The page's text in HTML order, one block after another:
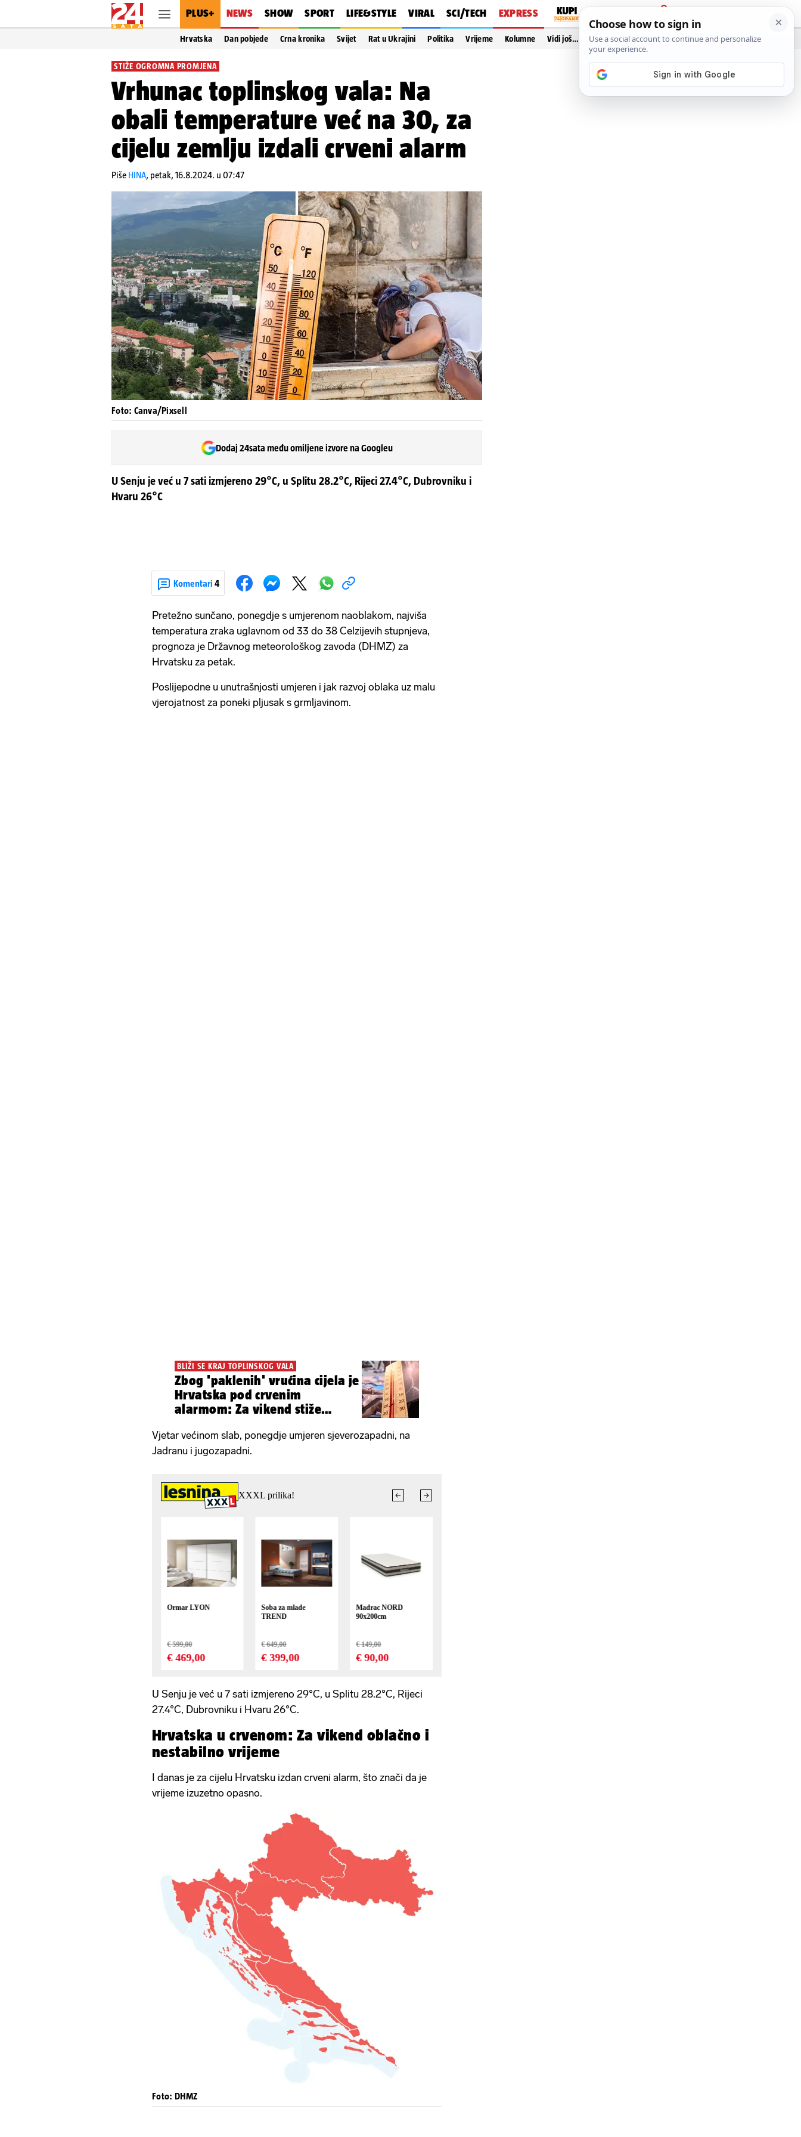
PLUS+ NEWS SHOW SPORT LIFE&STYLE VIRAL SCI/TECH EXPRESS
PRIJAVA
Hrvatska Dan pobjede Crna kronika Svijet Rat u Ukrajini Politika Vrijeme Kolumne Vidi još…
STIŽE OGROMNA PROMJENA
Vrhunac toplinskog vala: Na
obali temperature već na 30, za
cijelu zemlju izdali crveni alarm
Piše HINA, petak, 16.8.2024. u 07:47
Foto: Canva/Pixsell
Dodaj 24sata među omiljene izvore na Googleu
U Senju je već u 7 sati izmjereno 29°C, u Splitu 28.2°C, Rijeci 27.4°C, Dubrovniku i
Hvaru 26°C
Komentari 4
Pretežno sunčano, ponegdje s umjerenom naoblakom, najviša
temperatura zraka uglavnom od 33 do 38 Celzijevih stupnjeva,
prognoza je Državnog meteorološkog zavoda (DHMZ) za
Hrvatsku za petak.
Poslijepodne u unutrašnjosti umjeren i jak razvoj oblaka uz malu
vjerojatnost za poneki pljusak s grmljavinom.
BLIŽI SE KRAJ TOPLINSKOG VALA
Zbog 'paklenih' vrućina cijela je
Hrvatska pod crvenim
alarmom: Za vikend stiže
Vjetar većinom slab, ponegdje umjeren sjeverozapadni, na
Jadranu i jugozapadni.
U Senju je već u 7 sati izmjereno 29°C, u Splitu 28.2°C, Rijeci
27.4°C, Dubrovniku i Hvaru 26°C.
Hrvatska u crvenom: Za vikend oblačno i
nestabilno vrijeme
I danas je za cijelu Hrvatsku izdan crveni alarm, što znači da je
vrijeme izuzetno opasno.
Foto: DHMZ